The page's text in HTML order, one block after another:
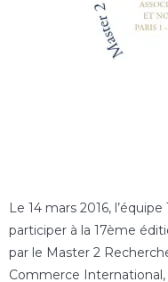
Le 14 mars 2016,
participer à la 17ème
par le Master 2
Commerce International,